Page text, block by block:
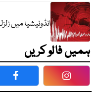
انڈونیشیا میں
ہمیں فالو کریں
Facebook